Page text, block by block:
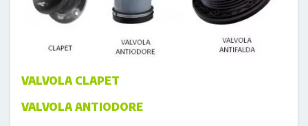
VALVOLA CLAPET
VALVOLA ANTIODORE